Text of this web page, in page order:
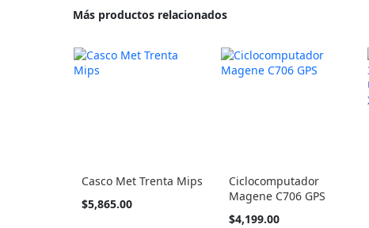
Más productos relacionados
Casco Met Trenta Mips
Tan
$5,865.00
Ciclocomputador
Magene C706 GPS
$4,199.00